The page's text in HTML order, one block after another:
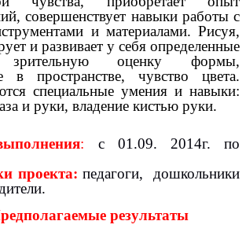
совершенствует навыки работы с
и материалами. Рисуя,
и развивает у себя определенные
зрительную оценку формы,
в пространстве, чувство цвета.
специальные умения и навыки:
и руки, владение кистью руки.
: с 01.09. 2014г. по
проекта: педагоги, дошкольники
результаты